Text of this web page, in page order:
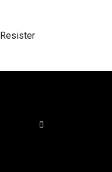
Resister